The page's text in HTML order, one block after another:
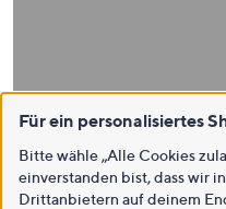
Für ein personalisiertes
Bitte wähle „Alle Cookies
einverstanden bist, dass wir
Drittanbietern auf deinem